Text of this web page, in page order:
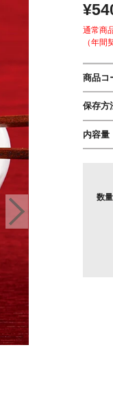
通常商
（年間
商品コ
保存方
内容量
数量